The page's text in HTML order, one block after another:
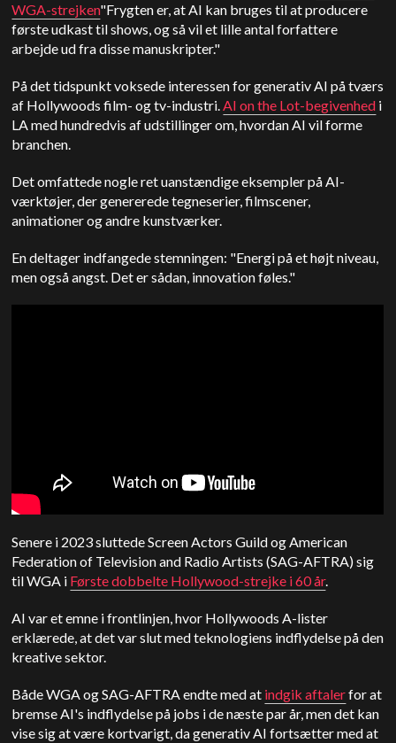
WGA-strejken"Frygten er, at AI kan bruges til at producere
første udkast til shows, og så vil et lille antal forfattere
arbejde ud fra disse manuskripter."
På det tidspunkt voksede interessen for generativ AI på tværs
af Hollywoods film- og tv-industri.AI on the Lot-begivenhed i
LA med hundredvis af udstillinger om, hvordan AI vil forme
branchen.
Det omfattede nogle ret uanstændige eksempler på AI-
værktøjer, der genererede tegneserier, filmscener,
animationer og andre kunstværker.
En deltager indfangede stemningen: "Energi på et højt niveau,
men også angst. Det er sådan, innovation føles."
Senere i 2023 sluttede Screen Actors Guild og American
Federation of Television and Radio Artists (SAG-AFTRA) sig
til WGA i Første dobbelte Hollywood-strejke i 60 år.
AI var et emne i frontlinjen, hvor Hollywoods A-lister
erklærede, at det var slut med teknologiens indflydelse på den
kreative sektor.
Både WGA og SAG-AFTRA endte med at indgik aftalerfor at
bremse AI's indflydelse på jobs i de næste par år, men det kan
vise sig at være kortvarigt, da generativ AI fortsætter med at